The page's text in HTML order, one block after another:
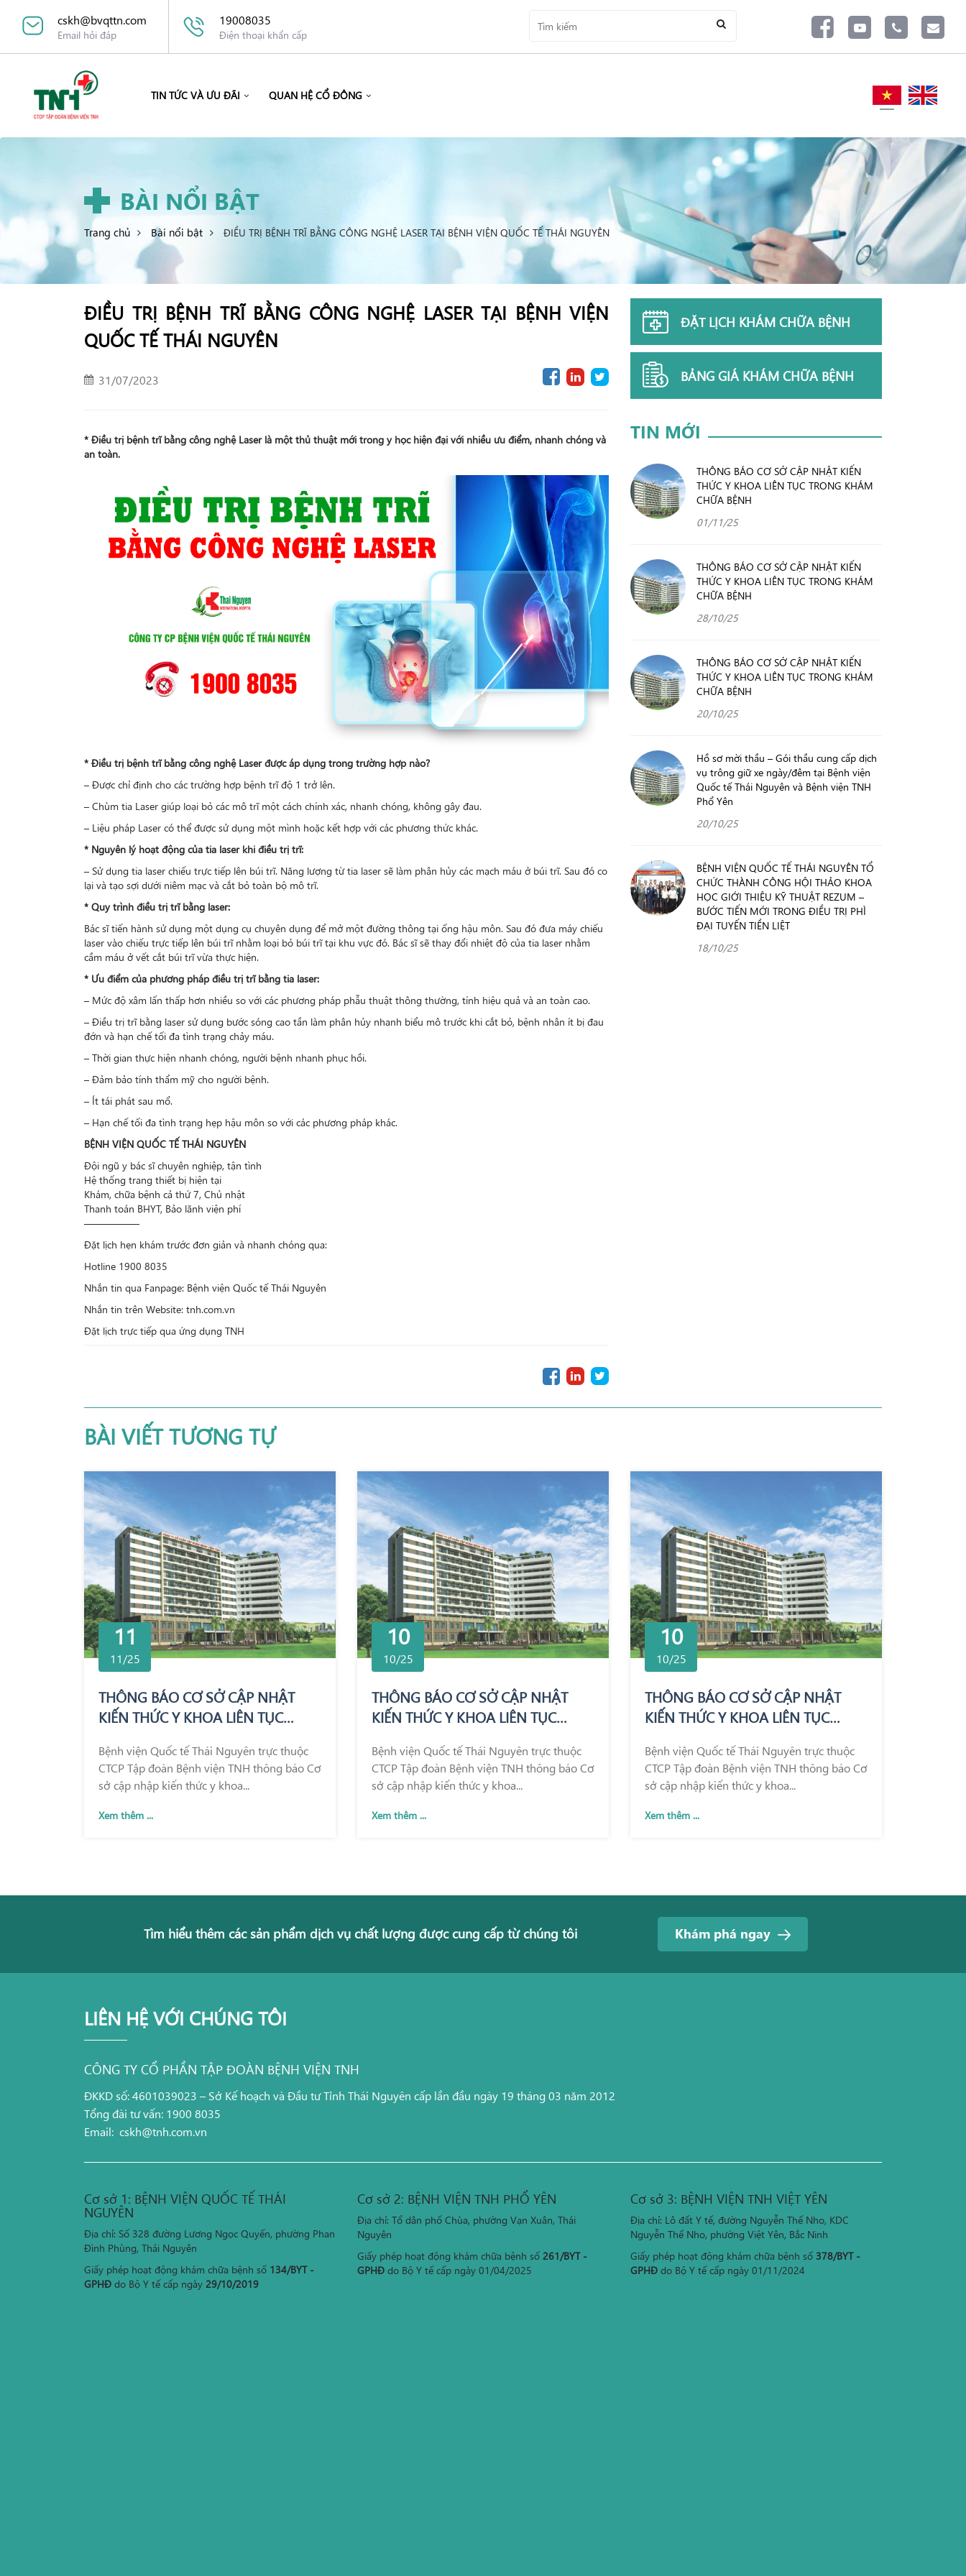
cskh@bvqttn.com
Email hỏi đáp
19008035
Điện thoại khẩn cấp
TIN TỨC VÀ ƯU ĐÃI QUAN HỆ CỔ ĐÔNG
BÀI NỔI BẬT
Trang chủ Bài nổi bật ĐIỀU TRỊ BỆNH TRĨ BẰNG CÔNG NGHỆ LASER TẠI BỆNH VIỆN QUỐC TẾ THÁI NGUYÊN
ĐIỀU TRỊ BỆNH TRĨ BẰNG CÔNG NGHỆ LASER TẠI BỆNH VIỆN
QUỐC TẾ THÁI NGUYÊN
31/07/2023
* Điều trị bệnh trĩ bằng công nghệ Laser là một thủ thuật mới trong y học hiện đại với nhiều ưu điểm, nhanh chóng và
an toàn.
* Điều trị bệnh trĩ bằng công nghệ Laser được áp dụng trong trường hợp nào?
– Được chỉ định cho các trường hợp bệnh trĩ độ 1 trở lên.
– Chùm tia Laser giúp loại bỏ các mô trĩ một cách chính xác, nhanh chóng, không gây đau.
– Liệu pháp Laser có thể được sử dụng một mình hoặc kết hợp với các phương thức khác.
* Nguyên lý hoạt động của tia laser khi điều trị trĩ:
– Sử dụng tia laser chiếu trực tiếp lên búi trĩ. Năng lượng từ tia laser sẽ làm phân hủy các mạch máu ở búi trĩ. Sau đó co
lại và tạo sợi dưới niêm mạc và cắt bỏ toàn bộ mô trĩ.
* Quy trình điều trị trĩ bằng laser:
Bác sĩ tiến hành sử dụng một dụng cụ chuyên dụng để mở một đường thông tại ống hậu môn. Sau đó đưa máy chiếu
laser vào chiếu trực tiếp lên búi trĩ nhằm loại bỏ búi trĩ tại khu vực đó. Bác sĩ sẽ thay đổi nhiệt độ của tia laser nhằm
cầm máu ở vết cắt búi trĩ vừa thực hiện.
* Ưu điểm của phương pháp điều trị trĩ bằng tia laser:
– Mức độ xâm lấn thấp hơn nhiều so với các phương pháp phẫu thuật thông thường, tính hiệu quả và an toàn cao.
– Điều trị trĩ bằng laser sử dụng bước sóng cao tần làm phân hủy nhanh biểu mô trước khi cắt bỏ, bệnh nhân ít bị đau
đớn và hạn chế tối đa tình trạng chảy máu.
– Thời gian thực hiện nhanh chóng, người bệnh nhanh phục hồi.
– Đảm bảo tính thẩm mỹ cho người bệnh.
– Ít tái phát sau mổ.
– Hạn chế tối đa tình trạng hẹp hậu môn so với các phương pháp khác.
BỆNH VIỆN QUỐC TẾ THÁI NGUYÊN
Đội ngũ y bác sĩ chuyên nghiệp, tận tình
Hệ thống trang thiết bị hiện tại
Khám, chữa bệnh cả thứ 7, Chủ nhật
Thanh toán BHYT, Bảo lãnh viện phí
—————–
Đặt lịch hẹn khám trước đơn giản và nhanh chóng qua:
Hotline 1900 8035
Nhắn tin qua Fanpage: Bệnh viện Quốc tế Thái Nguyên
Nhắn tin trên Website: tnh.com.vn
Đặt lịch trực tiếp qua ứng dụng TNH
ĐẶT LỊCH KHÁM CHỮA BỆNH
BẢNG GIÁ KHÁM CHỮA BỆNH
TIN MỚI
THÔNG BÁO CƠ SỞ CẬP NHẬT KIẾN
THỨC Y KHOA LIÊN TỤC TRONG KHÁM
CHỮA BỆNH
01/11/25
THÔNG BÁO CƠ SỞ CẬP NHẬT KIẾN
THỨC Y KHOA LIÊN TỤC TRONG KHÁM
CHỮA BỆNH
28/10/25
THÔNG BÁO CƠ SỞ CẬP NHẬT KIẾN
THỨC Y KHOA LIÊN TỤC TRONG KHÁM
CHỮA BỆNH
20/10/25
Hồ sơ mời thầu – Gói thầu cung cấp dịch
vụ trông giữ xe ngày/đêm tại Bệnh viện
Quốc tế Thái Nguyên và Bệnh viện TNH
Phổ Yên
20/10/25
BỆNH VIỆN QUỐC TẾ THÁI NGUYÊN TỔ
CHỨC THÀNH CÔNG HỘI THẢO KHOA
HỌC GIỚI THIỆU KỸ THUẬT REZUM –
BƯỚC TIẾN MỚI TRONG ĐIỀU TRỊ PHÌ
ĐẠI TUYẾN TIỀN LIỆT
18/10/25
BÀI VIẾT TƯƠNG TỰ
11
11/25
THÔNG BÁO CƠ SỞ CẬP NHẬT
KIẾN THỨC Y KHOA LIÊN TỤC
Bệnh viện Quốc tế Thái Nguyên trực thuộc
CTCP Tập đoàn Bệnh viện TNH thông báo Cơ
sở cập nhập kiến thức y khoa...
Xem thêm ...
10
10/25
THÔNG BÁO CƠ SỞ CẬP NHẬT
KIẾN THỨC Y KHOA LIÊN TỤC
Bệnh viện Quốc tế Thái Nguyên trực thuộc
CTCP Tập đoàn Bệnh viện TNH thông báo Cơ
sở cập nhập kiến thức y khoa...
Xem thêm ...
10
10/25
THÔNG BÁO CƠ SỞ CẬP NHẬT
KIẾN THỨC Y KHOA LIÊN TỤC
Bệnh viện Quốc tế Thái Nguyên trực thuộc
CTCP Tập đoàn Bệnh viện TNH thông báo Cơ
sở cập nhập kiến thức y khoa...
Xem thêm ...
Tìm hiểu thêm các sản phẩm dịch vụ chất lượng được cung cấp từ chúng tôi Khám phá ngay
LIÊN HỆ VỚI CHÚNG TÔI
CÔNG TY CỔ PHẦN TẬP ĐOÀN BỆNH VIỆN TNH
ĐKKD số: 4601039023 – Sở Kế hoạch và Đầu tư Tỉnh Thái Nguyên cấp lần đầu ngày 19 tháng 03 năm 2012
Tổng đài tư vấn: 1900 8035
Email: cskh@tnh.com.vn
Cơ sở 1: BỆNH VIỆN QUỐC TẾ THÁI
NGUYÊN
Địa chỉ: Số 328 đường Lương Ngọc Quyến, phường Phan
Đình Phùng, Thái Nguyên
Giấy phép hoạt động khám chữa bệnh số 134/BYT -
GPHĐ do Bộ Y tế cấp ngày 29/10/2019
Cơ sở 2: BỆNH VIỆN TNH PHỔ YÊN
Địa chỉ: Tổ dân phố Chùa, phường Vạn Xuân, Thái
Nguyên
Giấy phép hoạt động khám chữa bệnh số 261/BYT -
GPHĐ do Bộ Y tế cấp ngày 01/04/2025
Cơ sở 3: BỆNH VIỆN TNH VIỆT YÊN
Địa chỉ: Lô đất Y tế, đường Nguyễn Thế Nho, KDC
Nguyễn Thế Nho, phường Việt Yên, Bắc Ninh
Giấy phép hoạt động khám chữa bệnh số 378/BYT -
GPHĐ do Bộ Y tế cấp ngày 01/11/2024